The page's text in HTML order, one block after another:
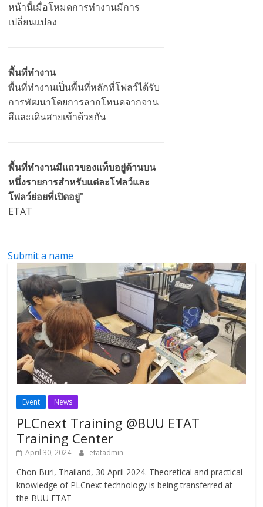
หน้านี้เมื่อโหมดการทำงานมีการ
เปลี่ยนแปลง
พื้นที่ทำงาน
พื้นที่ทำงานเป็นพื้นที่หลักที่โฟลว์ได้รับ
การพัฒนาโดยการลากโหนดจากจาน
สีและเดินสายเข้าด้วยกัน
พื้นที่ทำงานมีแถวของแท็บอยู่ด้านบน
หนึ่งรายการสำหรับแต่ละโฟลว์และ
โฟลว์ย่อยที่เปิดอยู่"
ETAT
Submit a name
Event News
PLCnext Training @BUU ETAT
Training Center
April 30, 2024 etatadmin
Chon Buri, Thailand, 30 April 2024. Theoretical and practical
knowledge of PLCnext technology is being transferred at
the BUU ETAT